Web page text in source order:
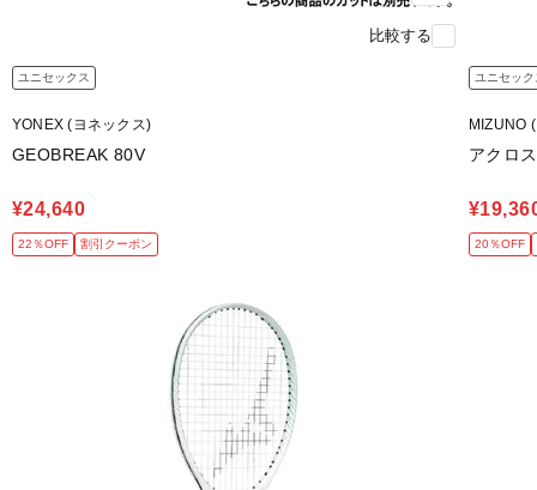
比較する
ユニセックス
YONEX (ヨネックス)
GEOBREAK 80V
¥24,640
22％OFF 割引クーポン
ユニセック
MIZUNO
アクロ
20％OFF